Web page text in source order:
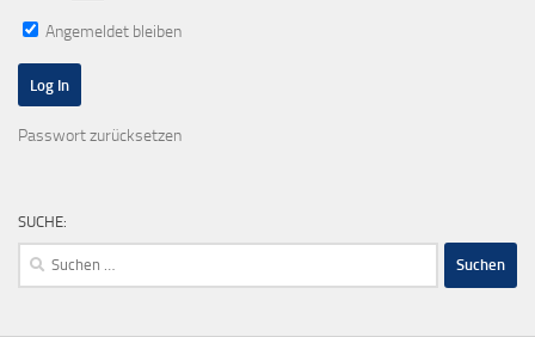
Angemeldet bleiben
Passwort zurücksetzen
SUCHE:
Suchen